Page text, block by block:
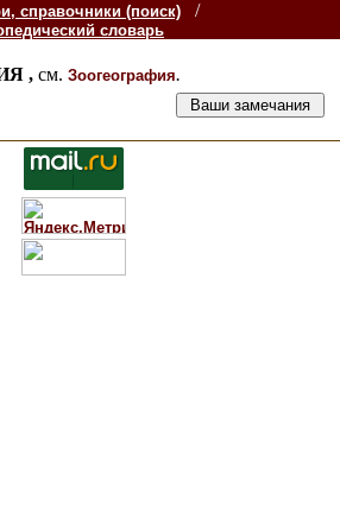
справочники (поиск) /
словарь
,см.Зоогеография.